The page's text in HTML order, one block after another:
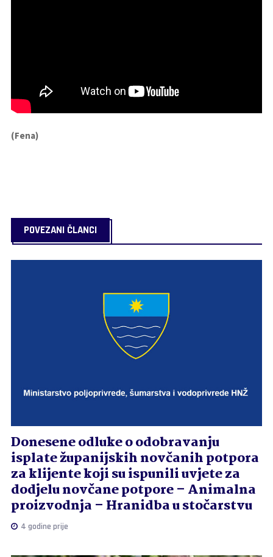
(Fena)
POVEZANI ČLANCI
Donesene odluke o odobravanju
isplate županijskih novčanih potpora
za klijente koji su ispunili uvjete za
dodjelu novčane potpore – Animalna
proizvodnja – Hranidba u stočarstvu
4 godine prije